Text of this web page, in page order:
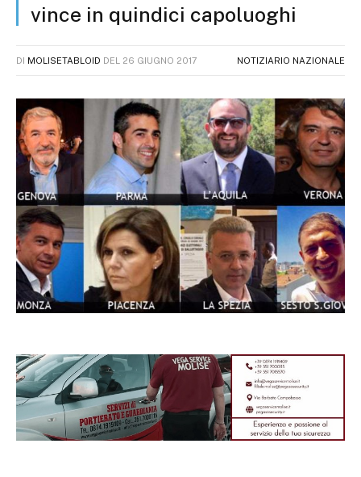
vince in quindici capoluoghi
DI MOLISETABLOID DEL 26 GIUGNO 2017 NOTIZIARIO NAZIONALE